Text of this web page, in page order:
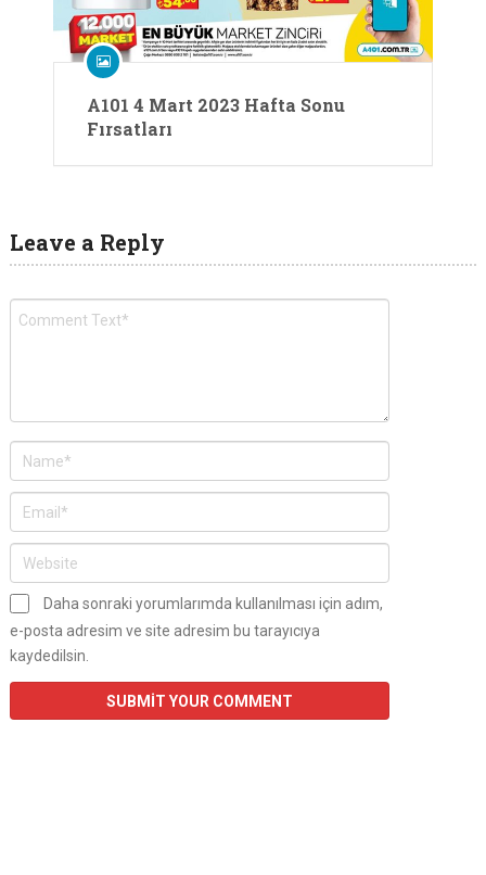
A101 4 Mart 2023 Hafta Sonu
Fırsatları
Leave a Reply
Daha sonraki yorumlarımda kullanılması için adım,
e-posta adresim ve site adresim bu tarayıcıya
kaydedilsin.